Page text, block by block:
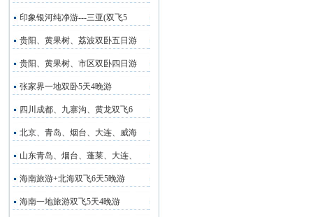
印象银河纯净游---三亚(双飞5
贵阳、黄果树、荔波双卧五日游
贵阳、黄果树、市区双卧四日游
张家界一地双卧5天4晚游
四川成都、九寨沟、黄龙双飞6
北京、青岛、烟台、大连、威海
山东青岛、烟台、蓬莱、大连、
海南旅游+北海双飞6天5晚游
海南一地旅游双飞5天4晚游